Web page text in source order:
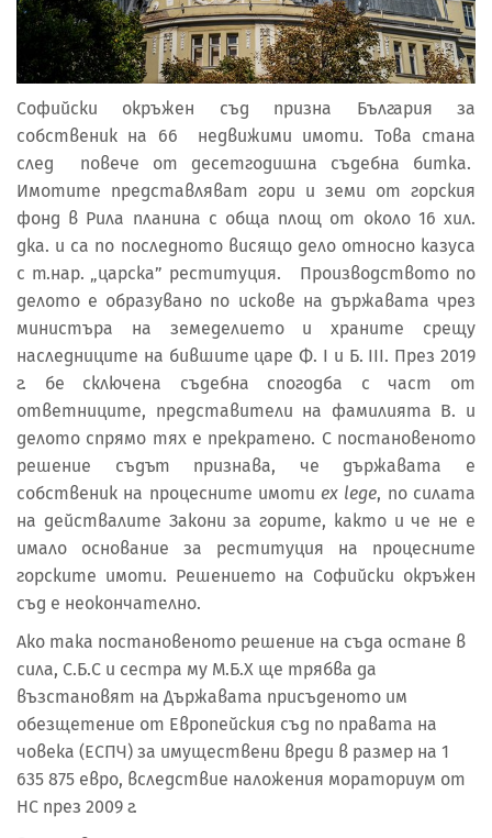
Софийски окръжен съд призна България за
собственик на 66 недвижими имоти. Това стана
след повече от десетгодишна съдебна битка.
Имотите представляват гори и земи от горския
фонд в Рила планина с обща площ от около 16 хил.
дка. и са по последното висящо дело относно казуса
с т.нар. „царска” реституция. Производството по
делото е образувано по искове на държавата чрез
министъра на земеделието и храните срещу
наследниците на бившите царе Ф. I и Б. III. През 2019
г. бе сключена съдебна спогодба с част от
ответниците, представители на фамилията В. и
делото спрямо тях е прекратено. С постановеното
решение съдът признава, че държавата е
собственик на процесните имотиex lege, по силата
на действалите Закони за горите, както и че не е
имало основание за реституция на процесните
горските имоти. Решението на Софийски окръжен
съд е неокончателно.
Ако така постановеното решение на съда остане в
сила, С.Б.С и сестра му М.Б.Х ще трябва да
възстановят на Държавата присъденото им
обезщетение от Европейския съд по правата на
човека (ЕСПЧ) за имуществени вреди в размер на 1
635 875 евро, вследствие наложения мораториум от
НС през 2009 г.